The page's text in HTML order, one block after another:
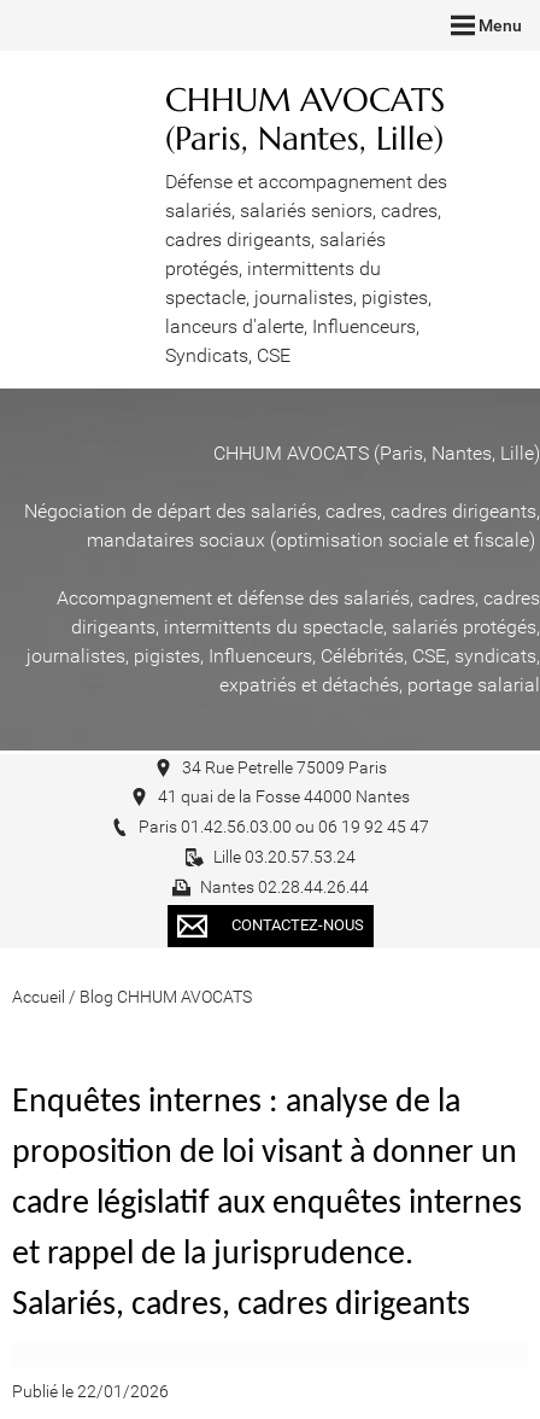
Menu
CHHUM AVOCATS
(Paris, Nantes, Lille)
Défense et accompagnement des
salariés, salariés seniors, cadres,
cadres dirigeants, salariés
protégés, intermittents du
spectacle, journalistes, pigistes,
lanceurs d'alerte, Influenceurs,
Syndicats, CSE
CHHUM AVOCATS (Paris, Nantes, Lille)
Négociation de départ des salariés, cadres, cadres dirigeants,
mandataires sociaux (optimisation sociale et fiscale)
Accompagnement et défense des salariés, cadres, cadres
dirigeants, intermittents du spectacle, salariés protégés,
journalistes, pigistes, Influenceurs, Célébrités, CSE, syndicats,
expatriés et détachés, portage salarial
34 Rue Petrelle 75009 Paris
41 quai de la Fosse 44000 Nantes
Paris 01.42.56.03.00 ou 06 19 92 45 47
Lille 03.20.57.53.24
Nantes 02.28.44.26.44
CONTACTEZ-NOUS
Accueil / Blog CHHUM AVOCATS
Enquêtes internes : analyse de la
proposition de loi visant à donner un
cadre législatif aux enquêtes internes
et rappel de la jurisprudence.
Salariés, cadres, cadres dirigeants
Publié le 22/01/2026